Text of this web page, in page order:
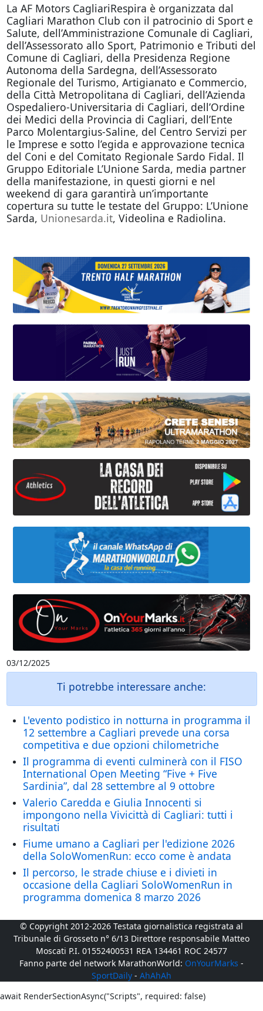
La AF Motors CagliariRespira è organizzata dal
Cagliari Marathon Club con il patrocinio di Sport e
Salute, dell’Amministrazione Comunale di Cagliari,
dell’Assessorato allo Sport, Patrimonio e Tributi del
Comune di Cagliari, della Presidenza Regione
Autonoma della Sardegna, dell’Assessorato
Regionale del Turismo, Artigianato e Commercio,
della Città Metropolitana di Cagliari, dell’Azienda
Ospedaliero-Universitaria di Cagliari, dell’Ordine
dei Medici della Provincia di Cagliari, dell’Ente
Parco Molentargius-Saline, del Centro Servizi per
le Imprese e sotto l’egida e approvazione tecnica
del Coni e del Comitato Regionale Sardo Fidal. Il
Gruppo Editoriale L’Unione Sarda, media partner
della manifestazione, in questi giorni e nel
weekend di gara garantirà un’importante
copertura su tutte le testate del Gruppo: L’Unione
Sarda, Unionesarda.it, Videolina e Radiolina.
03/12/2025
Ti potrebbe interessare anche:
L'evento podistico in notturna in programma il
12 settembre a Cagliari prevede una corsa
competitiva e due opzioni chilometriche
Il programma di eventi culminerà con il FISO
International Open Meeting “Five + Five
Sardinia”, dal 28 settembre al 9 ottobre
Valerio Caredda e Giulia Innocenti si
impongono nella Vivicittà di Cagliari: tutti i
risultati
Fiume umano a Cagliari per l'edizione 2026
della SoloWomenRun: ecco come è andata
Il percorso, le strade chiuse e i divieti in
occasione della Cagliari SoloWomenRun in
programma domenica 8 marzo 2026
© Copyright 2012-2026 Testata giornalistica registrata al
Tribunale di Grosseto n° 6/13 Direttore responsabile Matteo
Moscati P.I. 01552400531 REA 134461 ROC 24577
Fanno parte del network MarathonWorld: OnYourMarks -
SportDaily - AhAhAh
await RenderSectionAsync("Scripts", required: false)